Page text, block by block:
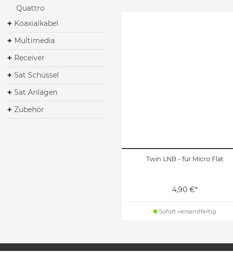
Quattro
Koaxialkabel
Multimedia
Receiver
Sat Schüssel
Sat Anlagen
Zubehör
Twin LNB - für Micro Flat
4,90 €*
Sofort versandfertig